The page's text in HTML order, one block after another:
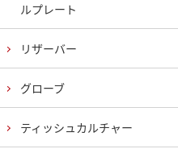
ルプレート
リザーバー
グローブ
ティッシュカルチャー